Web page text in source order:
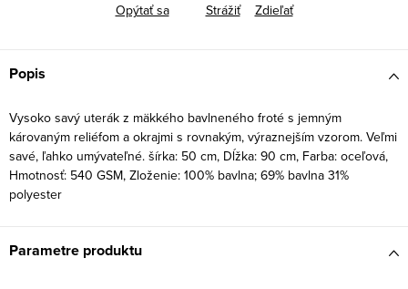
Opýtať sa
Strážiť Zdieľať
Popis
Vysoko savý uterák z mäkkého bavlneného froté s jemným
károvaným reliéfom a okrajmi s rovnakým, výraznejším vzorom. Veľmi
savé, ľahko umývateľné. šírka: 50 cm, Dĺžka: 90 cm, Farba: oceľová,
Hmotnosť: 540 GSM, Zloženie: 100% bavlna; 69% bavlna 31%
polyester
Parametre produktu